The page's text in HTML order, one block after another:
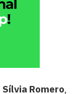
Sílvia Romero,